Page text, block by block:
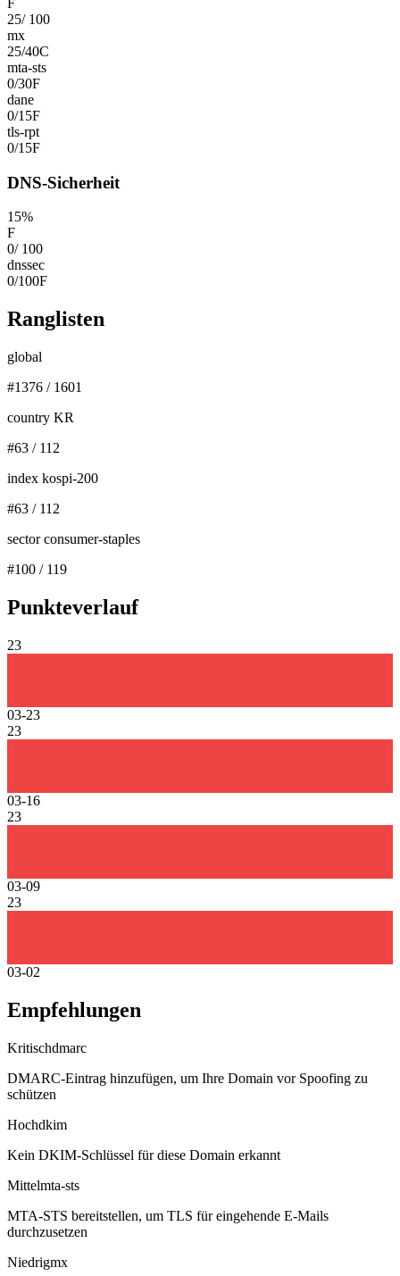
25/ 100
mx
25/40C
mta-sts
0/30F
dane
0/15F
tls-rpt
0/15F
DNS-Sicherheit
15%
F
0/ 100
dnssec
0/100F
Ranglisten
global
#1376 / 1601
country KR
#63 / 112
index kospi-200
#63 / 112
sector consumer-staples
#100 / 119
Punkteverlauf
23
03-23
23
03-16
23
03-09
23
03-02
Empfehlungen
Kritischdmarc
DMARC-Eintrag hinzufügen, um Ihre Domain vor Spoofing zu
schützen
Hochdkim
Kein DKIM-Schlüssel für diese Domain erkannt
Mittelmta-sts
MTA-STS bereitstellen, um TLS für eingehende E-Mails
durchzusetzen
Niedrigmx